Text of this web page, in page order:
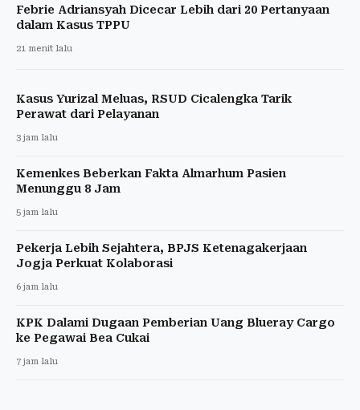
Febrie Adriansyah Dicecar Lebih dari 20 Pertanyaan
dalam Kasus TPPU
21 menit lalu
Kasus Yurizal Meluas, RSUD Cicalengka Tarik
Perawat dari Pelayanan
3 jam lalu
Kemenkes Beberkan Fakta Almarhum Pasien
Menunggu 8 Jam
5 jam lalu
Pekerja Lebih Sejahtera, BPJS Ketenagakerjaan
Jogja Perkuat Kolaborasi
6 jam lalu
KPK Dalami Dugaan Pemberian Uang Blueray Cargo
ke Pegawai Bea Cukai
7 jam lalu